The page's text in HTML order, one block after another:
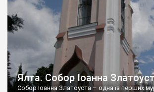
Ялта. Собор Іоанна
Собор Іоанна Златоуста – одна із перших